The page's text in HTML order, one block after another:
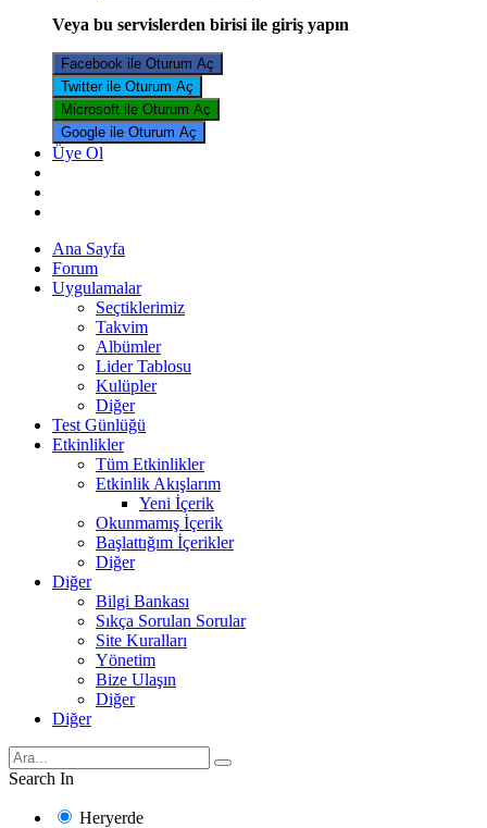
Veya bu servislerden birisi ile giriş yapın
Facebook ile Oturum Aç
Twitter ile Oturum Aç
Microsoft ile Oturum Aç
Google ile Oturum Aç
Üye Ol
Ana Sayfa
Forum
Uygulamalar
Seçtiklerimiz
Takvim
Albümler
Lider Tablosu
Kulüpler
Diğer
Test Günlüğü
Etkinlikler
Tüm Etkinlikler
Etkinlik Akışlarım
Yeni İçerik
Okunmamış İçerik
Başlattığım İçerikler
Diğer
Diğer
Bilgi Bankası
Sıkça Sorulan Sorular
Site Kuralları
Yönetim
Bize Ulaşın
Diğer
Diğer
Search In
Heryerde